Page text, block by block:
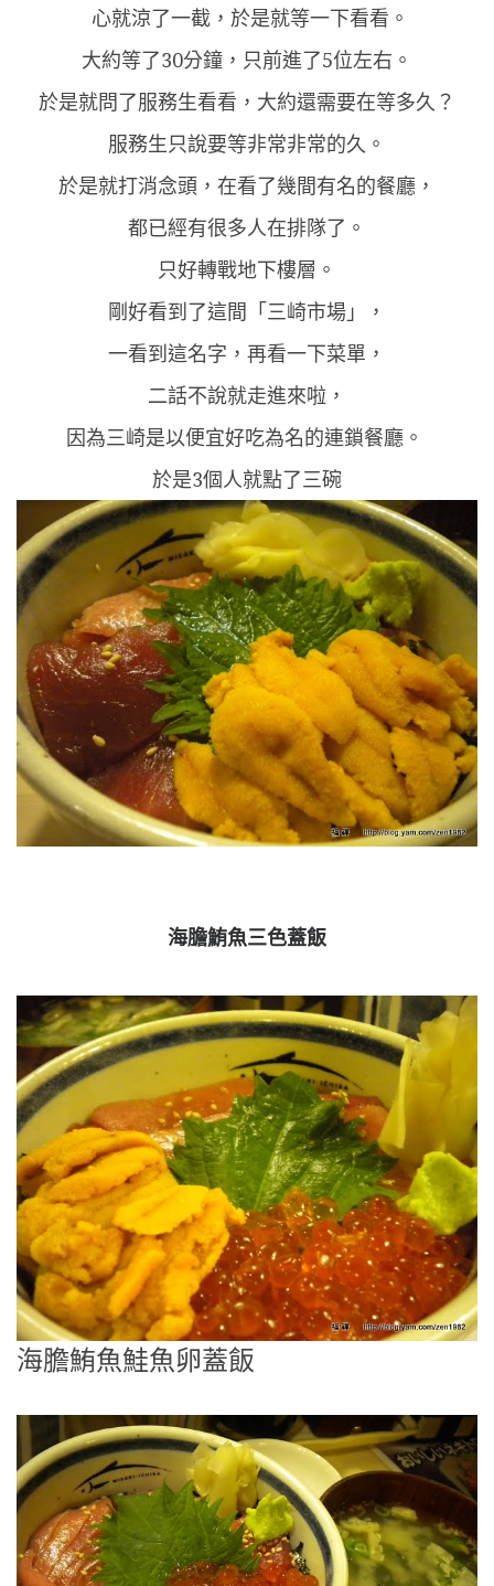
心就涼了一截，於是就等一下看看。
大約等了30分鐘，只前進了5位左右。
於是就問了服務生看看，大約還需要在等多久？
服務生只說要等非常非常的久。
於是就打消念頭，在看了幾間有名的餐廳，
都已經有很多人在排隊了。
只好轉戰地下樓層。
剛好看到了這間「三崎市場」，
一看到這名字，再看一下菜單，
二話不說就走進來啦，
因為三崎是以便宜好吃為名的連鎖餐廳。
於是3個人就點了三碗
海膽鮪魚三色蓋飯
海膽鮪魚鮭魚卵蓋飯